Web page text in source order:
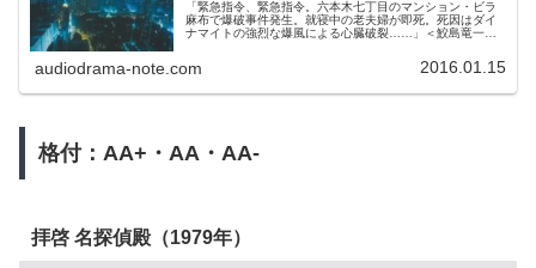
「緊急指令、緊急指令。六本木七丁目のマンション・ビラ
麻布で爆破事件発生。就寝中の老夫婦が即死。死因はダイ
ナマイトの強烈な爆風による心臓破裂……」＜鮫島竜一郎
テレビアニメを手がけ一躍、脚光を浴びるが、出演者との
スキャンダルにより一年間の休職の上、関連会社へ左遷。
り咲きを図る。＜矢田清＞警視庁麻布署の捜査係の刑事
年前のもう一つの事件へと結びついていく。そして、二人
audiodrama-note.com 2016.01.15
格付：AA+・AA・AA-
拝啓 名探偵殿（1979年）